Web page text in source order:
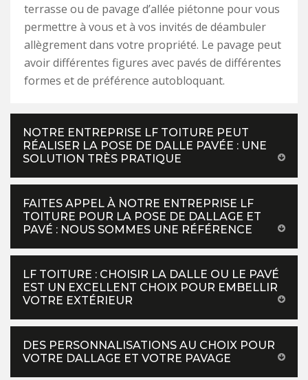
terrasse ou de pavage d’allée piétonne pour vous
permettre à vous et à vos invités de déambuler
allègrement dans votre propriété. Le pavage peut
avoir différentes figures avec pavés de différentes
formes et de préférence autobloquant.
NOTRE ENTREPRISE LF TOITURE PEUT
RÉALISER LA POSE DE DALLE PAVÉE : UNE
SOLUTION TRÈS PRATIQUE
FAITES APPEL À NOTRE ENTREPRISE LF
TOITURE POUR LA POSE DE DALLAGE ET
PAVÉ : NOUS SOMMES UNE RÉFÉRENCE
LF TOITURE : CHOISIR LA DALLE OU LE PAVÉ
EST UN EXCELLENT CHOIX POUR EMBELLIR
VOTRE EXTÉRIEUR
DES PERSONNALISATIONS AU CHOIX POUR
VOTRE DALLAGE ET VOTRE PAVAGE